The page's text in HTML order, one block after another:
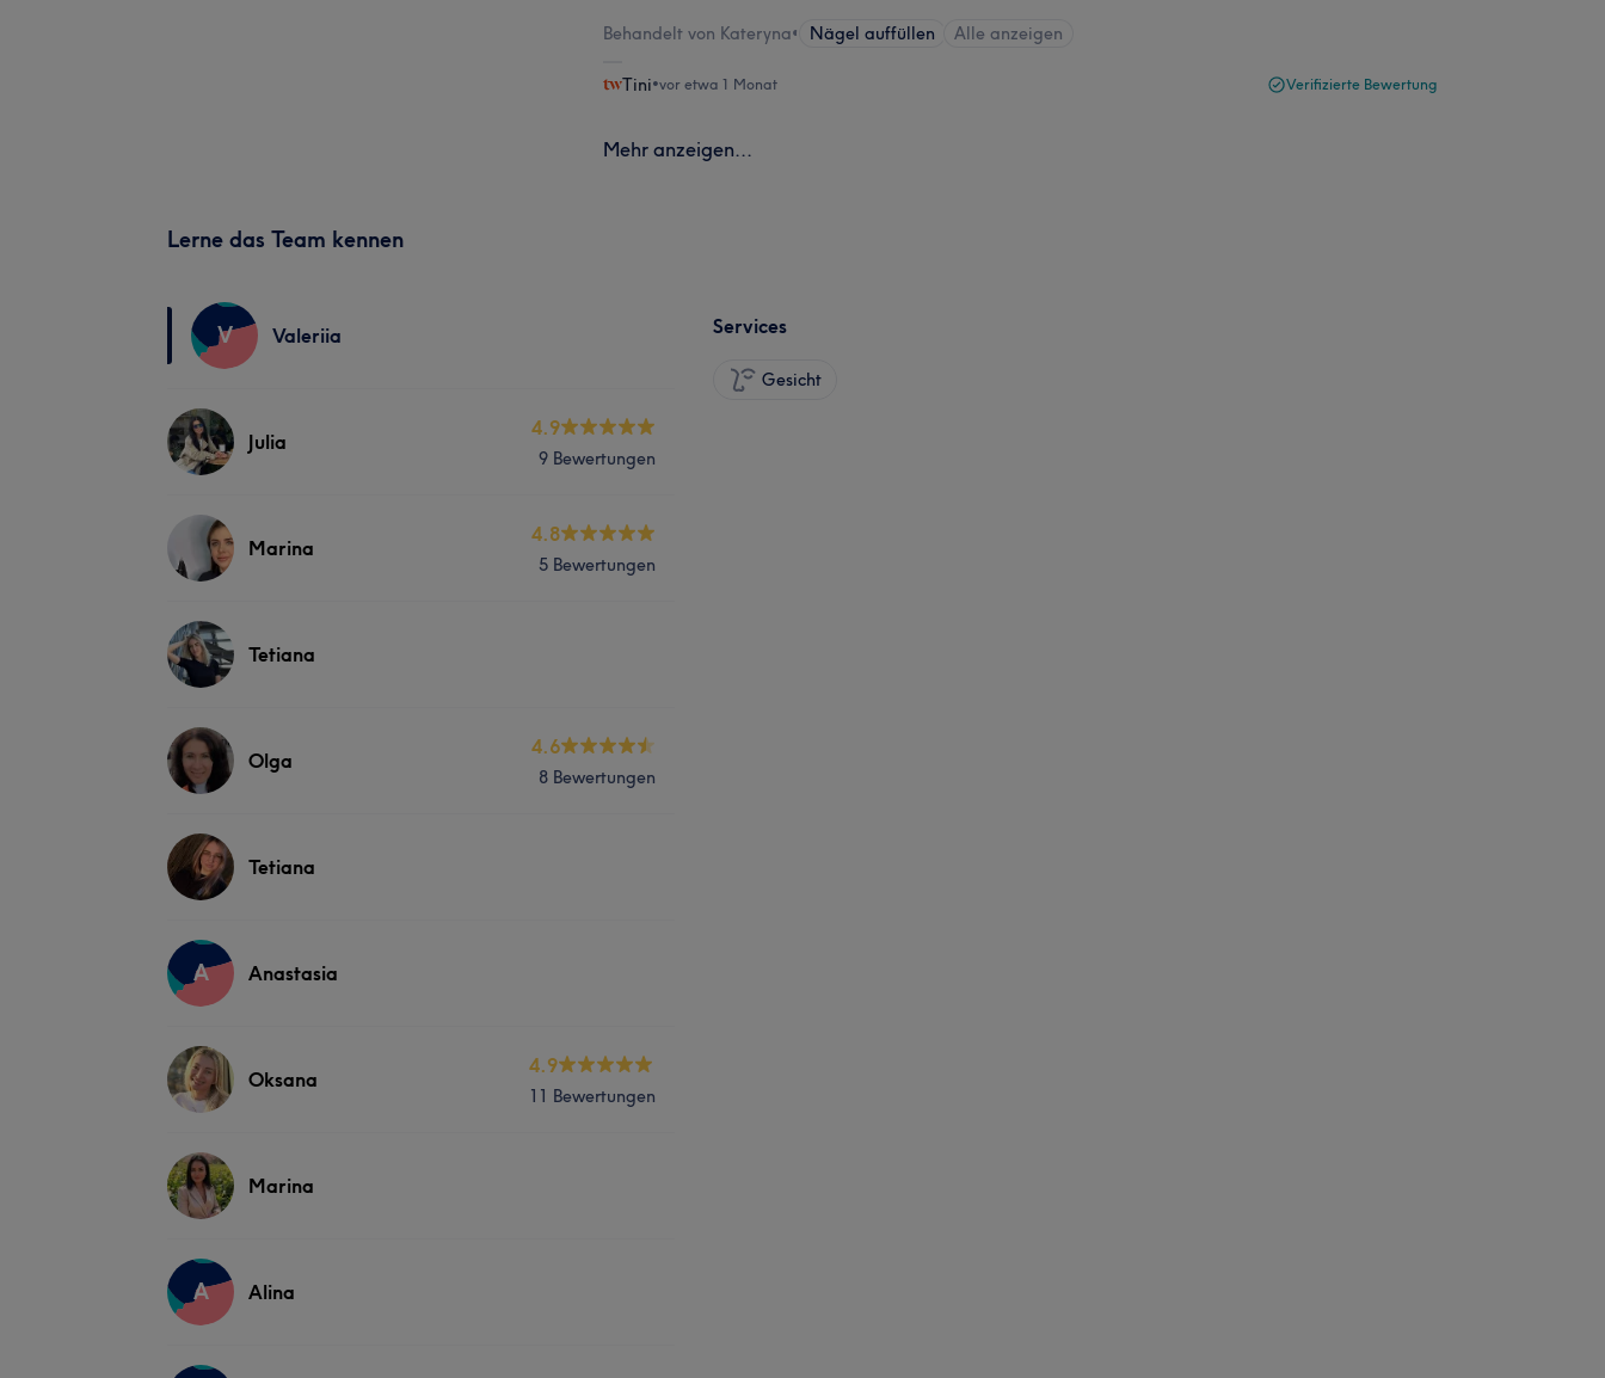
Behandelt von Kateryna• Nägel auffüllen Alle anzeigen
Tini•vor etwa 1 Monat Verifizierte Bewertung
Mehr anzeigen...
Lerne das Team kennen
V Valeriia
Julia
4.9
9 Bewertungen
Marina
4.8
5 Bewertungen
Tetiana
Olga
4.6
8 Bewertungen
Tetiana
A Anastasia
Oksana
4.9
11 Bewertungen
Marina
A Alina
Services
Gesicht